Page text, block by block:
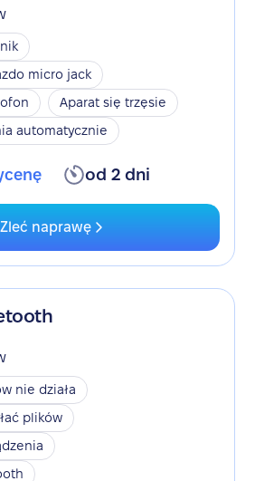
micro jack
Aparat się trzęsie
automatycznie
od 2 dni
Zleć naprawę
nie działa
plików